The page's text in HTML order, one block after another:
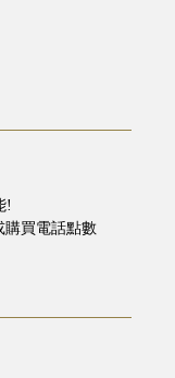
!
購買電話點數